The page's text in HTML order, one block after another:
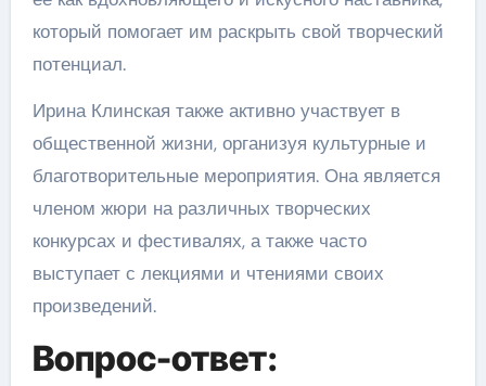
который помогает им раскрыть свой творческий
потенциал.
Ирина Клинская также активно участвует в
общественной жизни, организуя культурные и
благотворительные мероприятия. Она является
членом жюри на различных творческих
конкурсах и фестивалях, а также часто
выступает с лекциями и чтениями своих
произведений.
Вопрос-ответ: